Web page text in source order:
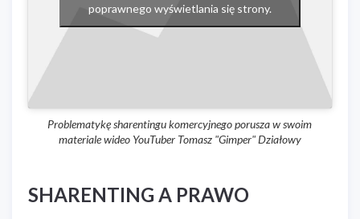
poprawnego wyświetlania się strony.
Problematykę sharentingu komercyjnego porusza w swoim
materiale wideo YouTuber Tomasz "Gimper" Działowy
SHARENTING A PRAWO